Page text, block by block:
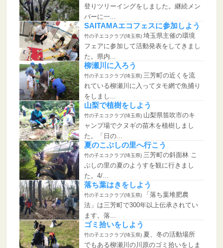
登りツリーイングをしました。継続メン
バーに一...
SAITAMAエコフェスに参加しよう
竹の子エコクラブ(埼玉県) 埼玉県主催の環境
フェアに参加して活動発表をしてきまし
た。県内...
柳瀬川に入ろう
竹の子エコクラブ(埼玉県) 三芳町の近くを流
れている柳瀬川に入ってタモ網で魚捕り
をしまし...
山梨で植樹をしよう
竹の子エコクラブ(埼玉県) 山梨県笛吹市のキ
ャンプ場でクヌギの苗木を植樹しまし
た。「日の...
夏のこぶしの里へ行こう
竹の子エコクラブ(埼玉県) 三芳町の斜面林 こ
ぶしの里の夏のようすを観に行きまし
た。4/...
落ち葉はきをしよう
竹の子エコクラブ(埼玉県)
「落ち葉堆肥農
法」は三芳町で300年以上伝承されてい
ます。落...
ゴミ拾いをしよう
竹の子エコクラブ(埼玉県) 夏、冬の活動場所
でもある柳瀬川の川原のゴミ拾いをしま